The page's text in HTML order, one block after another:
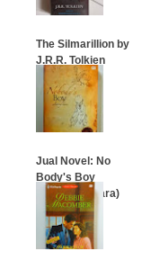
The Silmarillion by
J.R.R. Tolkien
…
Jual Novel: No
Body's Boy
(Sebatang Kara)
…